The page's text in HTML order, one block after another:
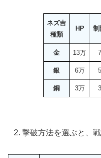
ネズ吉
種類
HP 制
金 13万
銀 6万
銅 3万
撃破方法を選ぶと、戦